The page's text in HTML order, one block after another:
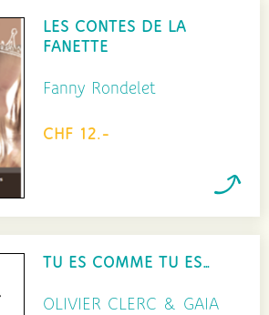
LES CONTES DE LA
FANETTE
Fanny Rondelet
CHF 12.-
TU ES COMME TU ES…
OLIVIER CLERC & GAIA